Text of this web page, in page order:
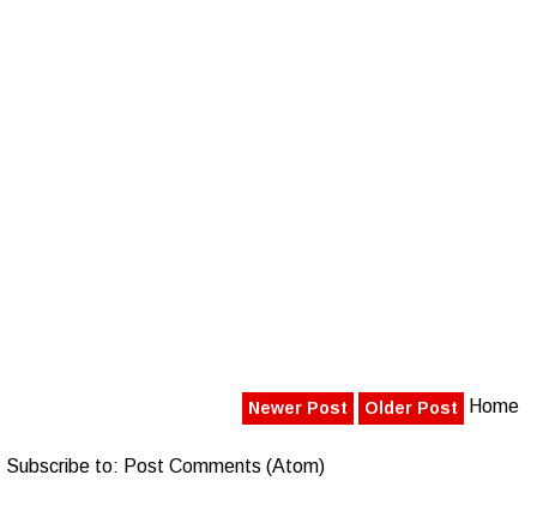
Newer Post Older Post Home
Subscribe to: Post Comments (Atom)